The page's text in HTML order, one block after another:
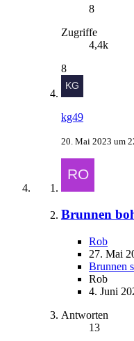
8
Zugriffe
4,4k
8
kg49
20. Mai 2023 um
Brunnen
Rob
27. Mai
Brunnen
Rob
4. Juni
Antworten
13